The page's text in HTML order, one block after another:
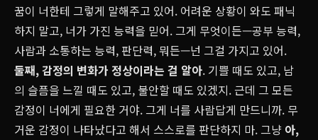
꿈이 너한테 그렇게 말해주고 있어. 어려운 상황이 와도 패닉
하지 말고, 너가 가진 능력을 믿어. 그게 무엇이든—공부 능력,
사람과 소통하는 능력, 판단력, 뭐든—넌 그걸 가지고 있어.
둘째, 감정의 변화가 정상이라는 걸 알아. 기쁠 때도 있고, 남
의 슬픔을 느낄 때도 있고, 불안할 때도 있겠지. 근데 그 모든
감정이 너에게 필요한 거야. 그게 너를 사람답게 만드니까. 무
거운 감정이 나타났다고 해서 스스로를 판단하지 마. 그냥 아,